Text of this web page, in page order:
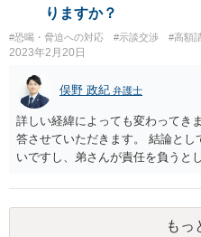
りますか？
#恐喝・脅迫への対応 #示談交渉 #高額
2023年2月20日
俣野 政紀 弁護士
詳しい経緯によっても変わってき
答させていただきます。 結論と
いですし、弟さんが責任を負うと
実だとしても責任を負うのは弟さ
かりませんが、現在お仕事をされ
とですから、自立施設にいたから
もっ